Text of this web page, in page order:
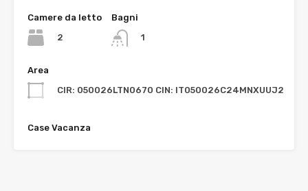
Camere da letto
2
Bagni
1
Area
CIR: 050026LTN0670 CIN: IT050026C24MNXUUJ2
Case Vacanza